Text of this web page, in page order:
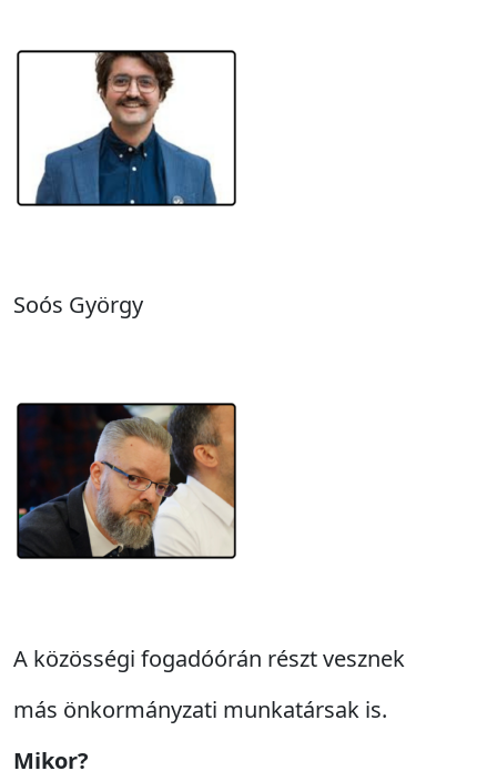
Soós György
A közösségi fogadóórán részt vesznek
más önkormányzati munkatársak is.
Mikor?